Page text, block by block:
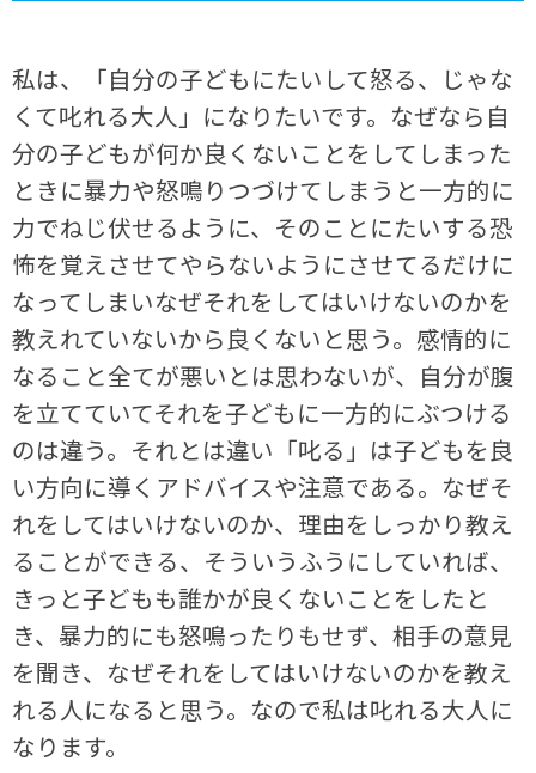
私は、「自分の子どもにたいして怒る、じゃな
くて叱れる大人」になりたいです。なぜなら自
分の子どもが何か良くないことをしてしまった
ときに暴力や怒鳴りつづけてしまうと一方的に
力でねじ伏せるように、そのことにたいする恐
怖を覚えさせてやらないようにさせてるだけに
なってしまいなぜそれをしてはいけないのかを
教えれていないから良くないと思う。感情的に
なること全てが悪いとは思わないが、自分が腹
を立てていてそれを子どもに一方的にぶつける
のは違う。それとは違い「叱る」は子どもを良
い方向に導くアドバイスや注意である。なぜそ
れをしてはいけないのか、理由をしっかり教え
ることができる、そういうふうにしていれば、
きっと子どもも誰かが良くないことをしたと
き、暴力的にも怒鳴ったりもせず、相手の意見
を聞き、なぜそれをしてはいけないのかを教え
れる人になると思う。なので私は叱れる大人に
なります。